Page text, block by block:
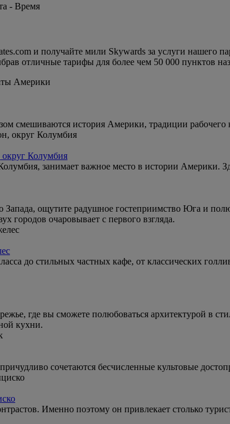
- Время
и получайте мили Skywards за услуги нашего
отличные тарифы для более чем 50 000 пунктов
Америки
смешиваются история Америки, традиции рабочего
Колумбия
занимает важное место в истории Америки.
Запада, ощутите радушное гостеприимство Юга и
городов очаровывает с первого взгляда.
до стильных частных кафе, от классических
где вы сможете полюбоваться архитектурой в
кухни.
сочетаются бесчисленные культовые
Именно поэтому он привлекает столько